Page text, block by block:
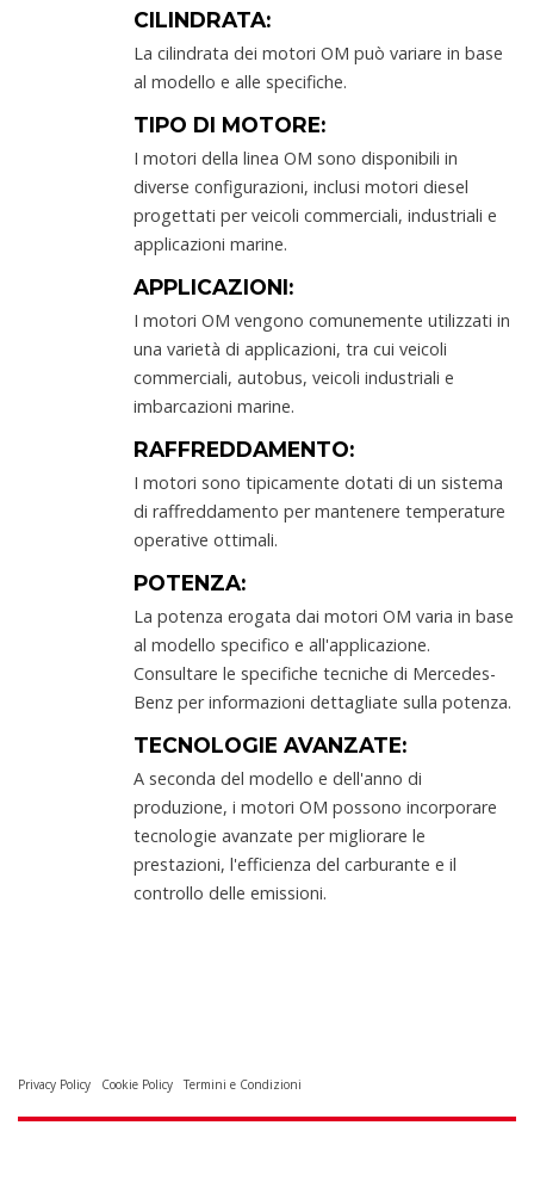
CILINDRATA:
La cilindrata dei motori OM può variare in base
al modello e alle specifiche.
TIPO DI MOTORE:
I motori della linea OM sono disponibili in
diverse configurazioni, inclusi motori diesel
progettati per veicoli commerciali, industriali e
applicazioni marine.
APPLICAZIONI:
I motori OM vengono comunemente utilizzati in
una varietà di applicazioni, tra cui veicoli
commerciali, autobus, veicoli industriali e
imbarcazioni marine.
RAFFREDDAMENTO:
I motori sono tipicamente dotati di un sistema
di raffreddamento per mantenere temperature
operative ottimali.
POTENZA:
La potenza erogata dai motori OM varia in base
al modello specifico e all'applicazione.
Consultare le specifiche tecniche di Mercedes-
Benz per informazioni dettagliate sulla potenza.
TECNOLOGIE AVANZATE:
A seconda del modello e dell'anno di
produzione, i motori OM possono incorporare
tecnologie avanzate per migliorare le
prestazioni, l'efficienza del carburante e il
controllo delle emissioni.
Privacy Policy Cookie Policy Termini e Condizioni